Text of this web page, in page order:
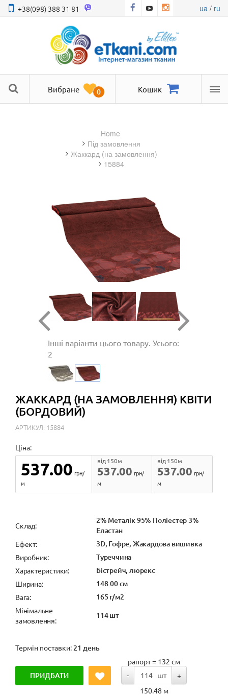
+38(098) 388 31 81 ua/ ru
Вибране 0 Кошик
Home
під замовлення
жаккард (на замовлення)
15884
Інші варіанти цього товару. Усього:
2
ЖАККАРД (НА ЗАМОВЛЕННЯ) КВІТИ
(БОРДОВИЙ)
АРТИКУЛ: 15884
Ціна:
537.00 грн/
м
537.00
від 150м
грн/
м
537.00
від 150м
грн/
м
Cклад:
2% Металік 95% Поліестер 3%
Еластан
Ефект: 3D, Гофре, Жакардова вишивка
Виробник: Туреччина
Характеристики: Бістрейч, люрекс
Ширина: 148.00 см
Вага: 165 г/м2
Мінімальне
замовлення:
114 шт
Термін поставки:21 день
ПРИДБАТИ
рапорт = 132 см
-
шт
+
150.48 м